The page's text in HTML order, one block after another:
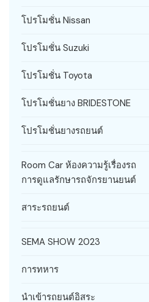
โปรโมชั่น Nissan
โปรโมชั่น Suzuki
โปรโมชั่น Toyota
โปรโมชั่นยาง BRIDESTONE
โปรโมชั่นยางรถยนต์
Room Car ห้องความรู้เรื่องรถ
การดูแลรักษารถจักรยานยนต์
สาระรถยนต์
SEMA SHOW 2023
การทหาร
นำเข้ารถยนต์อิสระ